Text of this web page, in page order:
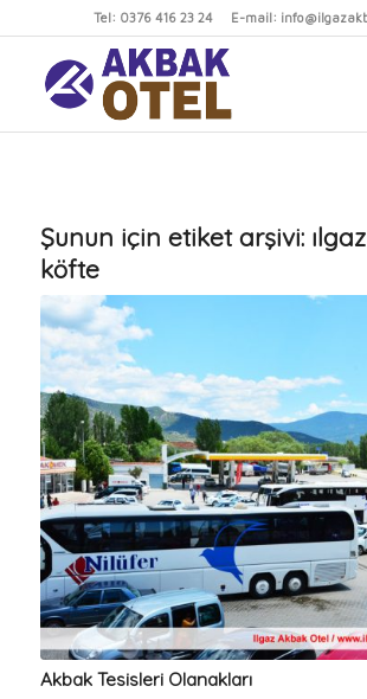
Tel: 0376 416 23 24 E-mail:
Şunun için etiket arşivi:
köfte
Akbak Tesisleri Olanakları